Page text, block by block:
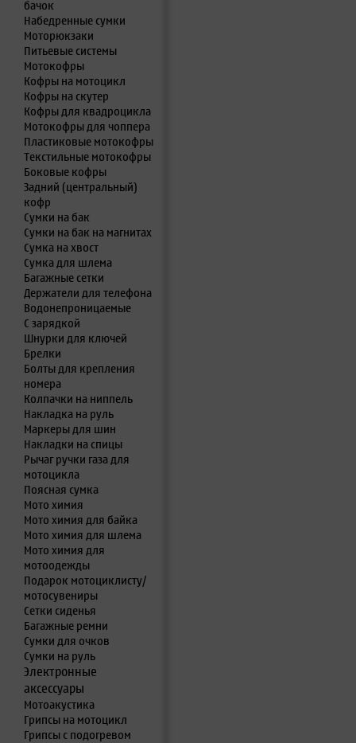
бачок
Набедренные сумки
Моторюкзаки
Питьевые системы
Мотокофры
Кофры на мотоцикл
Кофры на скутер
Кофры для квадроцикла
Мотокофры для чоппера
Пластиковые мотокофры
Текстильные мотокофры
Боковые кофры
Задний (центральный)
кофр
Сумки на бак
Сумки на бак на магнитах
Сумка на хвост
Сумка для шлема
Багажные сетки
Держатели для телефона
Водонепроницаемые
С зарядкой
Шнурки для ключей
Брелки
Болты для крепления
номера
Колпачки на ниппель
Накладка на руль
Маркеры для шин
Накладки на спицы
Рычаг ручки газа для
мотоцикла
Поясная сумка
Мото химия
Мото химия для байка
Мото химия для шлема
Мото химия для
мотоодежды
Подарок мотоциклисту/
мотосувениры
Сетки сиденья
Багажные ремни
Сумки для очков
Сумки на руль
Электронные
аксессуары
Мотоакустика
Грипсы на мотоцикл
Грипсы с подогревом